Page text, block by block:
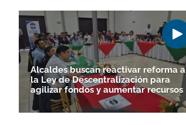
Alcaldes buscan reactivar reforma a
la Ley de Descentralización para
agilizar fondos y aumentar recursos